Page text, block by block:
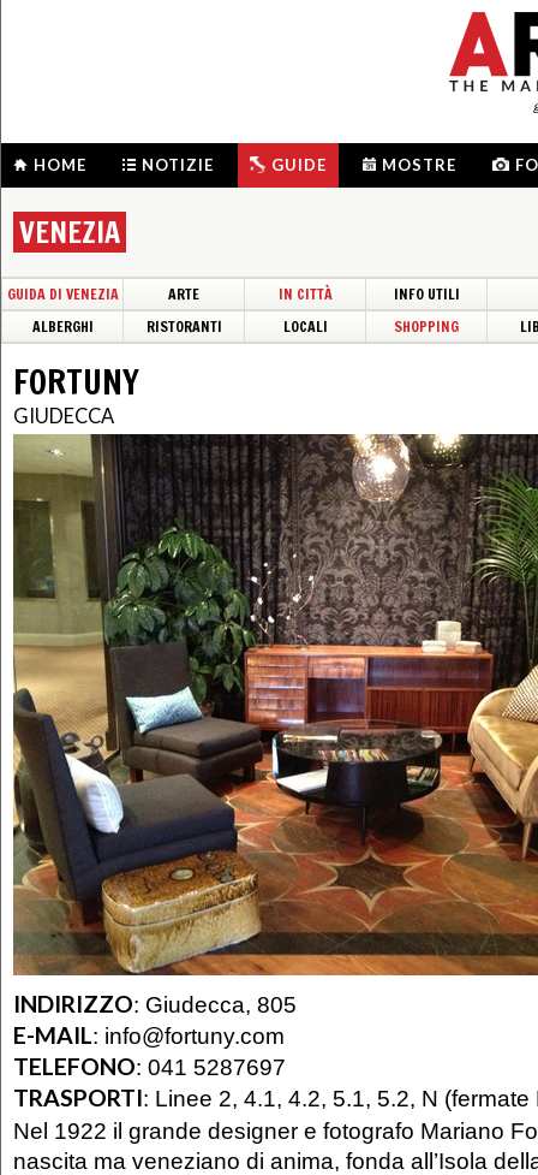
HOME NOTIZIE GUIDE MOSTRE
VENEZIA
GUIDA DI VENEZIA ARTE IN CITTÀ
INFO UTILI
ALBERGHI
RISTORANTI LOCALI SHOPPING
FORTUNY
GIUDECCA
INDIRIZZO: Giudecca, 805
E-MAIL: info@fortuny.com
TELEFONO: 041 5287697
TRASPORTI: Linee 2, 4.1, 4.2, 5.1, 5.2, N
Nel 1922 il grande designer e fotografo Mariano
nascita ma veneziano di anima, fonda all’Isola